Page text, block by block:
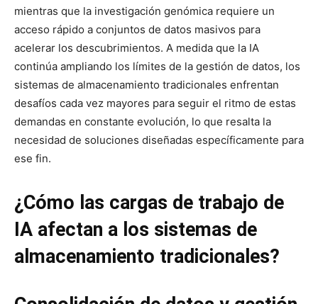
mientras que la investigación genómica requiere un
acceso rápido a conjuntos de datos masivos para
acelerar los descubrimientos. A medida que la IA
continúa ampliando los límites de la gestión de datos, los
sistemas de almacenamiento tradicionales enfrentan
desafíos cada vez mayores para seguir el ritmo de estas
demandas en constante evolución, lo que resalta la
necesidad de soluciones diseñadas específicamente para
ese fin.
¿Cómo las cargas de trabajo de
IA afectan a los sistemas de
almacenamiento tradicionales?